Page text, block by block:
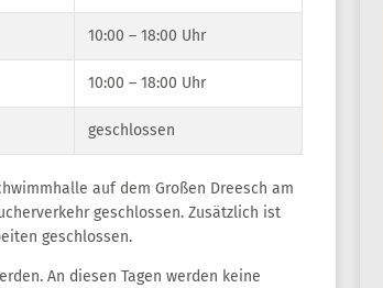
10:00 – 18:00 Uhr
10:00 – 18:00 Uhr
geschlossen
auf dem Großen Dreesch am
geschlossen. Zusätzlich ist
geschlossen.
An diesen Tagen werden keine